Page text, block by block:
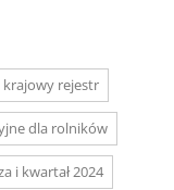
krajowy rejestr
dla rolników
i kwartał 2024